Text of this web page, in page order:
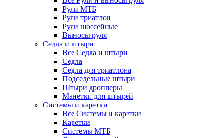
Рули МТБ
Рули триатлон
Рули шоссейные
Выносы руля
Седла и штыри
Все Седла и штыри
Седла
Седла для триатлона
Подседельные штыри
Штыри дропперы
Манетки для штырей
Системы и каретки
Все Системы и каретки
Каретки
Системы МТБ